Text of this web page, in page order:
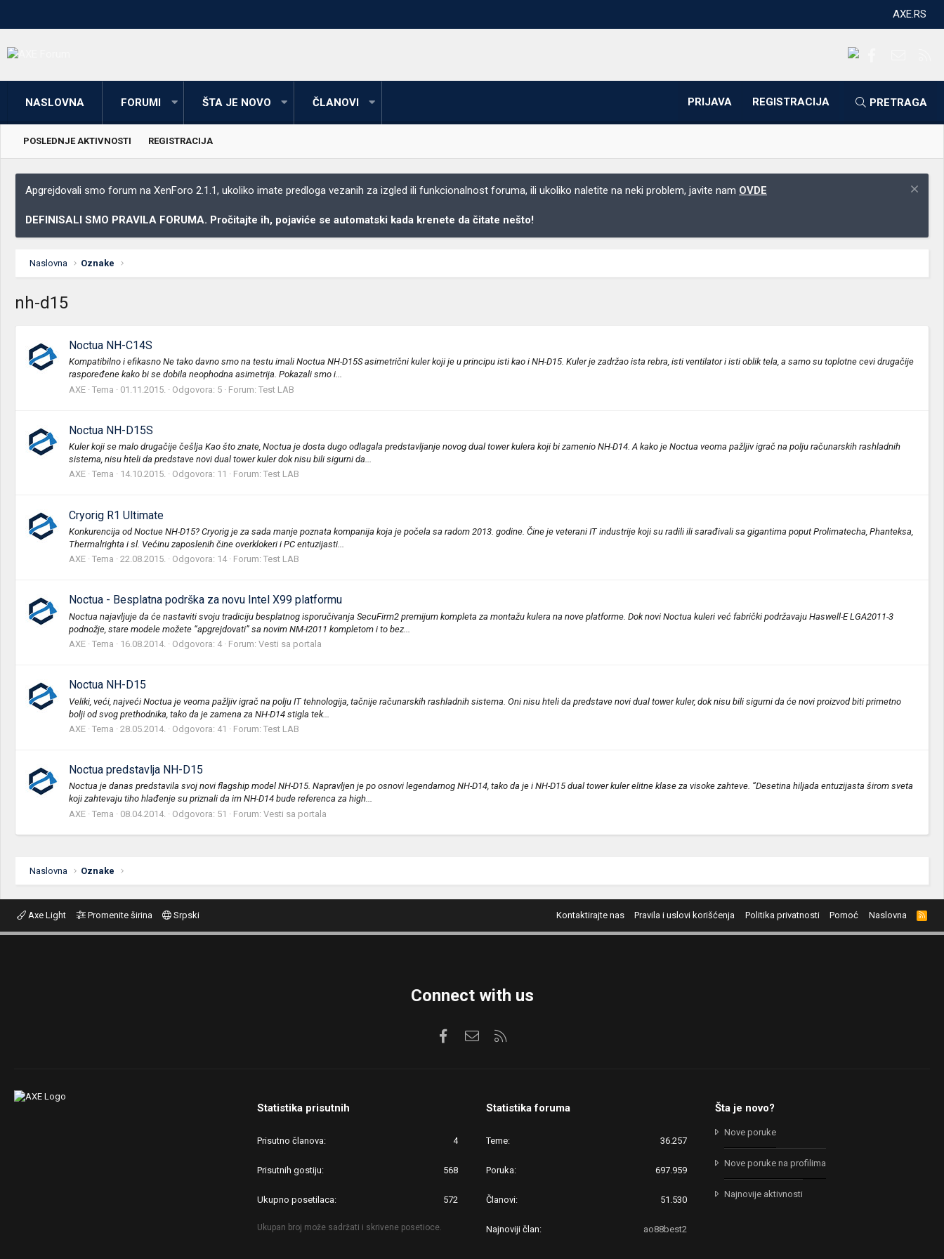
AXE.RS
NASLOVNA FORUMI ŠTA JE NOVO ČLANOVI PRIJAVA REGISTRACIJA PRETRAGA
POSLEDNJE AKTIVNOSTI REGISTRACIJA
Apgrejdovali smo forum na XenForo 2.1.1, ukoliko imate predloga vezanih za izgled ili funkcionalnost foruma, ili ukoliko naletite na neki problem, javite nam OVDE
DEFINISALI SMO PRAVILA FORUMA. Pročitajte ih, pojaviće se automatski kada krenete da čitate nešto!
Naslovna Oznake
nh-d15
Noctua NH-C14S
Kompatibilno i efikasno Ne tako davno smo na testu imali Noctua NH-D15S asimetrični kuler koji je u principu isti kao i NH-D15. Kuler je zadržao ista rebra, isti ventilator i isti oblik tela, a samo su toplotne cevi drugačije
raspoređene kako bi se dobila neophodna asimetrija. Pokazali smo i...
AXE Tema 01.11.2015. Odgovora: 5 Forum: Test LAB
Noctua NH-D15S
Kuler koji se malo drugačije češlja Kao što znate, Noctua je dosta dugo odlagala predstavljanje novog dual tower kulera koji bi zamenio NH-D14. A kako je Noctua veoma pažljiv igrač na polju računarskih rashladnih
sistema, nisu hteli da predstave novi dual tower kuler dok nisu bili sigurni da...
AXE Tema 14.10.2015. Odgovora: 11 Forum: Test LAB
Cryorig R1 Ultimate
Konkurencija od Noctue NH-D15? Cryorig je za sada manje poznata kompanija koja je počela sa radom 2013. godine. Čine je veterani IT industrije koji su radili ili sarađivali sa gigantima poput Prolimatecha, Phanteksa,
Thermalrighta i sl. Većinu zaposlenih čine overklokeri i PC entuzijasti...
AXE Tema 22.08.2015. Odgovora: 14 Forum: Test LAB
Noctua - Besplatna podrška za novu Intel X99 platformu
Noctua najavljuje da će nastaviti svoju tradiciju besplatnog isporučivanja SecuFirm2 premijum kompleta za montažu kulera na nove platforme. Dok novi Noctua kuleri već fabrički podržavaju Haswell-E LGA2011-3
podnožje, stare modele možete “apgrejdovati” sa novim NM-I2011 kompletom i to bez...
AXE Tema 16.08.2014. Odgovora: 4 Forum: Vesti sa portala
Noctua NH-D15
Veliki, veći, najveći Noctua je veoma pažljiv igrač na polju IT tehnologija, tačnije računarskih rashladnih sistema. Oni nisu hteli da predstave novi dual tower kuler, dok nisu bili sigurni da će novi proizvod biti primetno
bolji od svog prethodnika, tako da je zamena za NH-D14 stigla tek...
AXE Tema 28.05.2014. Odgovora: 41 Forum: Test LAB
Noctua predstavlja NH-D15
Noctua je danas predstavila svoj novi flagship model NH-D15. Napravljen je po osnovi legendarnog NH-D14, tako da je i NH-D15 dual tower kuler elitne klase za visoke zahteve. “Desetina hiljada entuzijasta širom sveta
koji zahtevaju tiho hlađenje su priznali da im NH-D14 bude referenca za high...
AXE Tema 08.04.2014. Odgovora: 51 Forum: Vesti sa portala
Naslovna Oznake
Axe Light Promenite širina Srpski Kontaktirajte nas Pravila i uslovi korišćenja Politika privatnosti Pomoć Naslovna
R
S
S
Connect with us
FacebookKontaktirajte nas
Statistika prisutnih
Prisutno članova 4
Prisutnih gostiju 568
Ukupno posetilaca 572
Ukupan broj može sadržati i skrivene posetioce.
Statistika foruma
Teme 36.257
Poruka 697.959
Članovi 51.530
Najnoviji član ao88best2
Šta je novo?
Nove poruke
Nove poruke na profilima
Najnovije aktivnosti